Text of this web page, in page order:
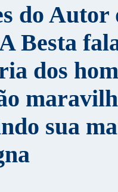
do Autor
Besta
dos
sua